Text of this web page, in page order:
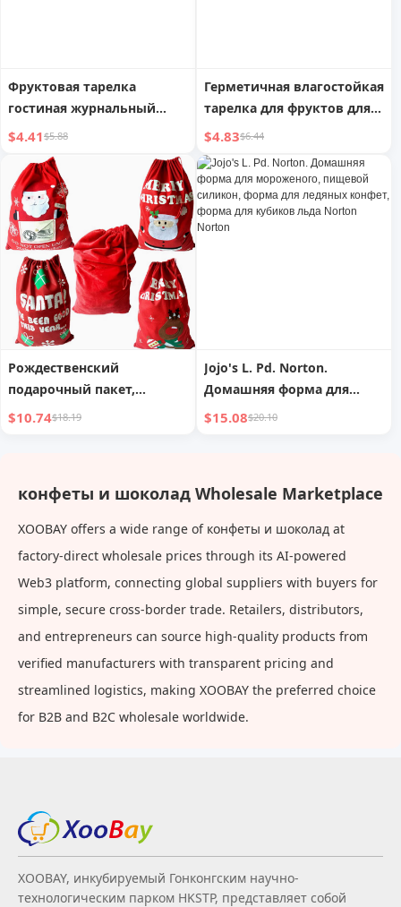
Фруктовая тарелка
гостиная журнальный
столик домашний поднос
доступная роскошь
креативная тарелка для
орехов коробка для
сухофруктов закусочная
коробка для конфет
$4.41$5.88
Герметичная влагостойкая
тарелка для фруктов для
домашнего журнального
столика, коробка для
конфет, снеки, орехи,
поднос для сушеных
фруктов
$4.83$6.44
Рождественский
подарочный пакет,
рождественское
конфет, счастливый
$10.74$18.19
Jojo's L. Pd. Norton.
Домашняя форма для
мороженого, пищевой
Norton
$15.08$20.10
конфеты и шоколад Wholesale Marketplace
XOOBAY offers a wide range of конфеты и шоколад at
factory-direct wholesale prices through its AI-powered
Web3 platform, connecting global suppliers with buyers for
simple, secure cross-border trade. Retailers, distributors,
and entrepreneurs can source high-quality products from
verified manufacturers with transparent pricing and
streamlined logistics, making XOOBAY the preferred choice
for B2B and B2C wholesale worldwide.
XOOBAY, инкубируемый Гонконгским научно-
технологическим парком HKSTP, представляет собой